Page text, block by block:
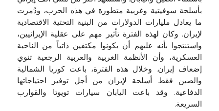
بأسلحة سوفيتية وغربية متطورة في هذه الحرب، ودُمرت
ما يعادل مليارات الدولارات من البنية التحتية الاقتصادية
لإيران. وكان لهذه الفترة تأثير مهم على عقلية الإيرانيين،
واستنتجوا بأنه عليهم أن يكونوا مكتفين ذاتياً من الناحية
العسكرية، وأن الأنظمة الغربية والعربية الرجعية تنوي
إضعاف إيران. وخلال هذه الفترة، باعت كوريا الشمالية
والصين فقط أسلحة لإيران من أجل توفير احتياجاتها
الدفاعية. وقد باعت اليابان سيارات تويوتا والقوارب
السريعة.